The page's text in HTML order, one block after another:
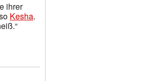
ihrer
Kesha.